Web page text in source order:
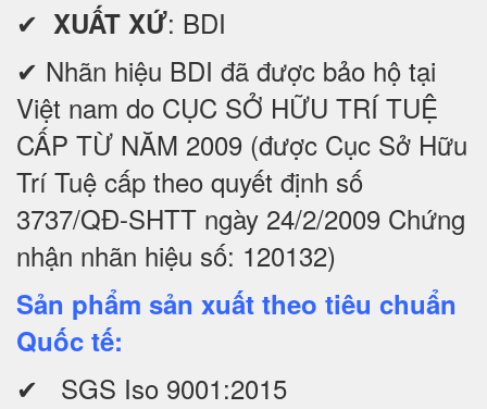
✔ XUẤT XỨ: BDI
✔ Nhãn hiệu BDI đã được bảo hộ tại
Việt nam do CỤC SỞ HỮU TRÍ TUỆ
CẤP TỪ NĂM 2009 (được Cục Sở Hữu
Trí Tuệ cấp theo quyết định số
3737/QĐ-SHTT ngày 24/2/2009 Chứng
nhận nhãn hiệu số: 120132)
Sản phẩm sản xuất theo tiêu chuẩn
Quốc tế:
✔ SGS Iso 9001:2015